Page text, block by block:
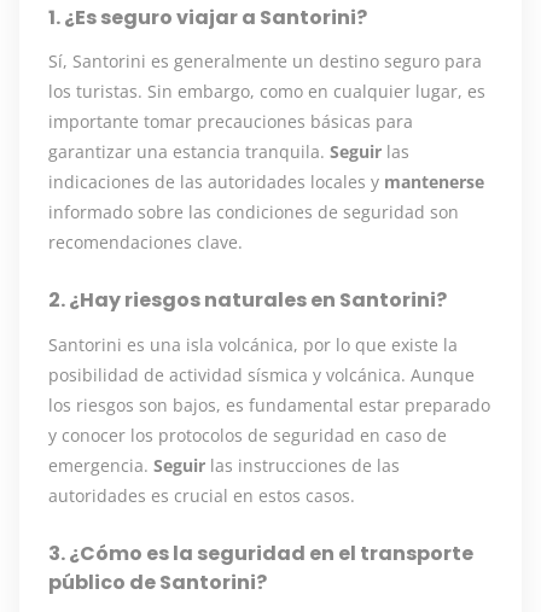
1. ¿Es seguro viajar a Santorini?
Sí, Santorini es generalmente un destino seguro para
los turistas. Sin embargo, como en cualquier lugar, es
importante tomar precauciones básicas para
garantizar una estancia tranquila. Seguir las
indicaciones de las autoridades locales y mantenerse
informado sobre las condiciones de seguridad son
recomendaciones clave.
2. ¿Hay riesgos naturales en Santorini?
Santorini es una isla volcánica, por lo que existe la
posibilidad de actividad sísmica y volcánica. Aunque
los riesgos son bajos, es fundamental estar preparado
y conocer los protocolos de seguridad en caso de
emergencia. Seguir las instrucciones de las
autoridades es crucial en estos casos.
3. ¿Cómo es la seguridad en el transporte
público de Santorini?